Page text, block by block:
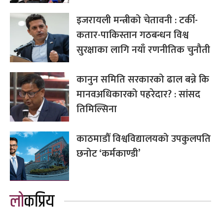
इजरायली मन्त्रीको चेतावनी : टर्की-
कतार-पाकिस्तान गठबन्धन विश्व
सुरक्षाका लागि नयाँ रणनीतिक चुनौती
कानुन समिति सरकारको ढाल बन्ने कि
मानवअधिकारको पहरेदार? : सांसद
तिमिल्सिना
काठमाडौँ विश्वविद्यालयको उपकुलपति
छनोट ‘कर्मकाण्डी’
लोकप्रिय